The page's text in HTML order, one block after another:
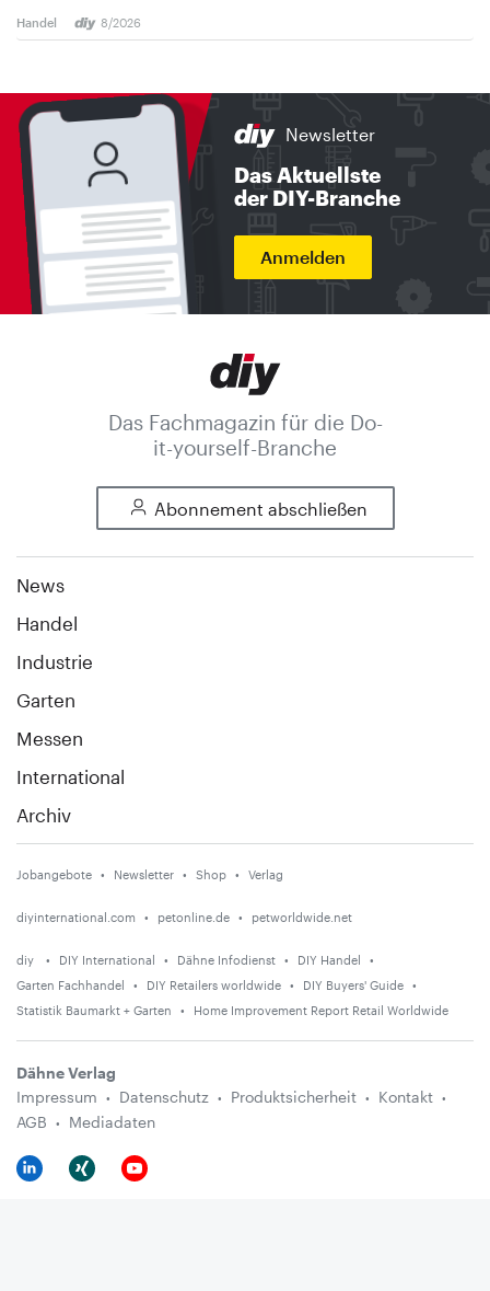
Handel 8/2026
Newsletter
Das Aktuellste
der DIY-Branche
Anmelden
Das Fachmagazin für die Do-
it-yourself-Branche
Abonnement abschließen
News
Handel
Industrie
Garten
Messen
International
Archiv
Jobangebote Newsletter Shop Verlag
diyinternational.com petonline.de petworldwide.net
diy DIY International Dähne Infodienst
DIY Handel
Garten Fachhandel
DIY Retailers worldwide
DIY Buyers' Guide
Statistik Baumarkt + Garten
Home Improvement Report Retail Worldwide
Dähne Verlag
Impressum
Datenschutz Produktsicherheit
Kontakt
AGB
Mediadaten